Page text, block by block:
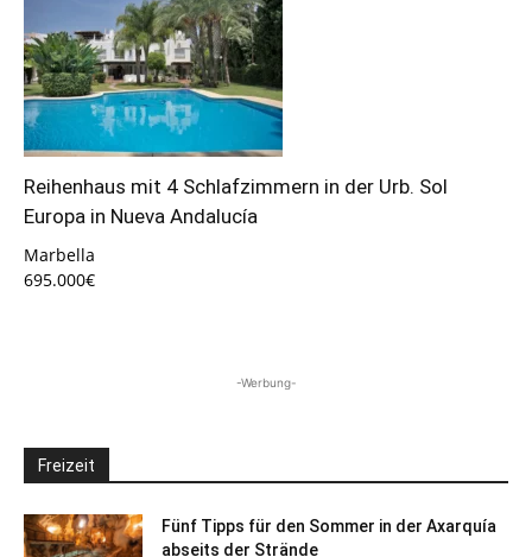
Reihenhaus mit 4 Schlafzimmern in der Urb. Sol
Europa in Nueva Andalucía
Marbella
695.000€
-Werbung-
Freizeit
Fünf Tipps für den Sommer in der Axarquía
abseits der Strände